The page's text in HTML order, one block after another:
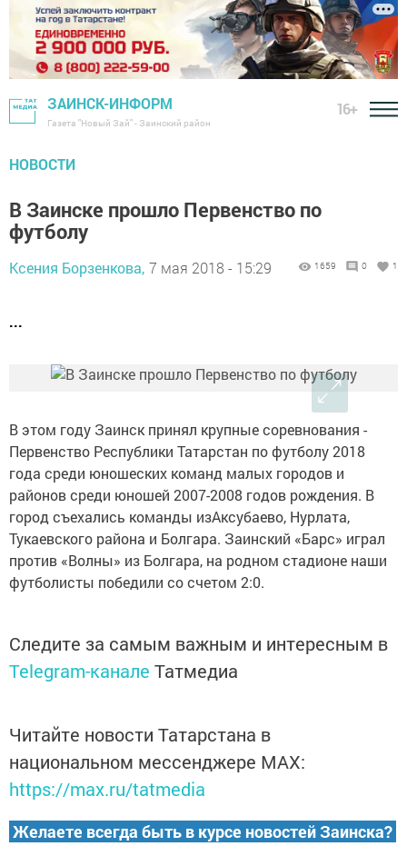
ЗАИНСК-ИНФОРМ
Газета "Новый Зай" - Заинский район
16+
НОВОСТИ
В Заинске прошло Первенство по
футболу
Ксения Борзенкова, 7 мая 2018 - 15:29 1659 0 1
...
В этом году Заинск принял крупные соревнования -
Первенство Республики Татарстан по футболу 2018
года среди юношеских команд малых городов и
районов среди юношей 2007-2008 годов рождения. В
город съехались команды изАксубаево, Нурлата,
Тукаевского района и Болгара. Заинский «Барс» играл
против «Волны» из Болгара, на родном стадионе наши
футболисты победили со счетом 2:0.
Следите за самым важным и интересным в
Telegram-канале Татмедиа
Читайте новости Татарстана в
национальном мессенджере MАХ:
https://max.ru/tatmedia
Желаете всегда быть в курсе новостей Заинска?